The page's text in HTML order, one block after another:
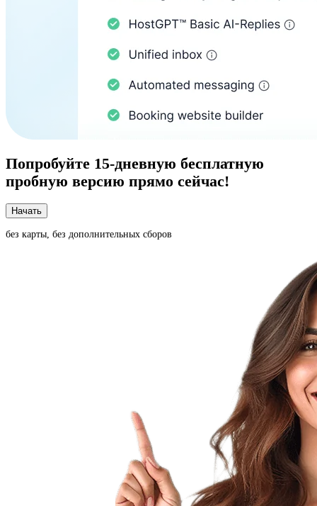
Попробуйте 15-дневную бесплатную
пробную версию прямо сейчас!
Начать
без карты, без дополнительных сборов